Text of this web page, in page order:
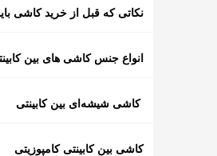
نکاتی که قبل از خرید کاشی
انواع جنس کاشی های بین
کاشی شیشه‌ای بین کابینتی
کاشی بین کابینتی کامپوزیتی